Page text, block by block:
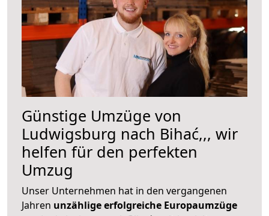
Günstige Umzüge von
Ludwigsburg nach Bihać,,, wir
helfen für den perfekten
Umzug
Unser Unternehmen hat in den vergangenen
Jahren unzählige erfolgreiche Europaumzüge